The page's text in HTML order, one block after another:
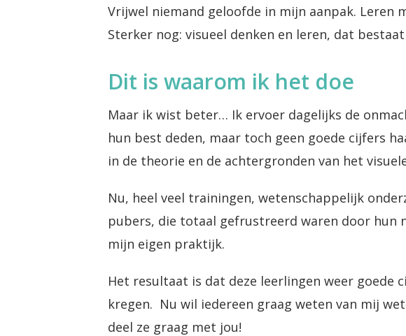
Vrijwel niemand geloofde in mijn aanpak. Leren
Sterker nog: visueel denken en leren, dat
Dit is waarom ik het doe
Maar ik wist beter… Ik ervoer dagelijks de
hun best deden, maar toch geen goede cijfers
in de theorie en de achtergronden van het
Nu, heel veel trainingen, wetenschappelijk
pubers, die totaal gefrustreerd waren door hun
mijn eigen praktijk.
Het resultaat is dat deze leerlingen weer
kregen. Nu wil iedereen graag weten van mij
deel ze graag met jou!